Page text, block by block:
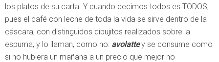
los platos de su carta. Y cuando decimos todos es TODOS,
pues el café con leche de toda la vida se sirve dentro de la
cáscara, con distinguidos dibujitos realizados sobre la
espuma, y lo llaman, como no: avolatte y se consume como
si no hubiera un mañana a un precio que mejor no